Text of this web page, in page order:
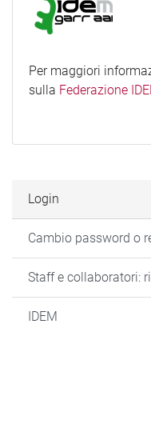
Per maggiori
sulla Federazione
Login
Cambio password o
Staff e collaboratori:
IDEM